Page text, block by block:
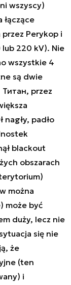
wszyscy)
łączące
Perykop i
lub 220 kV). Nie
wszystkie 4
są dwie
przez
nagły, padło
blackout
obszarach
można
może być
duży, lecz nie
się nie
że
(ten
i